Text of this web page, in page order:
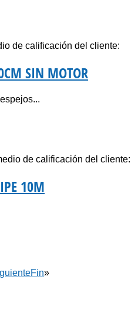
de calificación del cliente:
SIN MOTOR
de calificación del cliente:
10M
Fin»